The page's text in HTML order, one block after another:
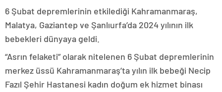
6 Şubat depremlerinin etkilediği Kahramanmaraş,
Malatya, Gaziantep ve Şanlıurfa’da 2024 yılının ilk
bebekleri dünyaya geldi.
“Asrın felaketi” olarak nitelenen 6 Şubat depremlerinin
merkez üssü Kahramanmaraş’ta yılın ilk bebeği Necip
Fazıl Şehir Hastanesi kadın doğum ek hizmet binası